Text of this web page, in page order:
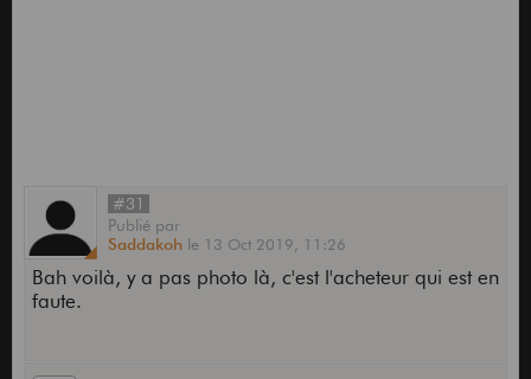
#31
Publié par
Saddakoh le 13 Oct 2019, 11:26
Bah voilà, y a pas photo là, c'est l'acheteur qui est en
faute.